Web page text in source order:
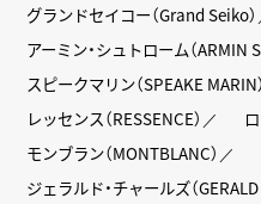
グランドセイコー（Grand Seiko）
アーミン・シュトローム（ARMIN
スピークマリン（SPEAKE MARIN）
レッセンス（RESSENCE）
モンブラン（MONTBLANC）
ジェラルド・チャールズ（GERALD